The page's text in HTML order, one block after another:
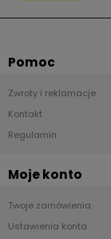
Pomoc
Zwroty i reklamacje
Kontakt
Regulamin
Moje konto
Twoje zamówienia
Ustawienia konta